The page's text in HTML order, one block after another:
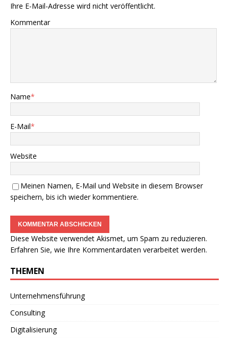
Ihre E-Mail-Adresse wird nicht veröffentlicht.
Kommentar
Name*
E-Mail*
Website
Meinen Namen, E-Mail und Website in diesem Browser
speichern, bis ich wieder kommentiere.
Diese Website verwendet Akismet, um Spam zu reduzieren.
Erfahren Sie, wie Ihre Kommentardaten verarbeitet werden.
THEMEN
Unternehmensführung
Consulting
Digitalisierung